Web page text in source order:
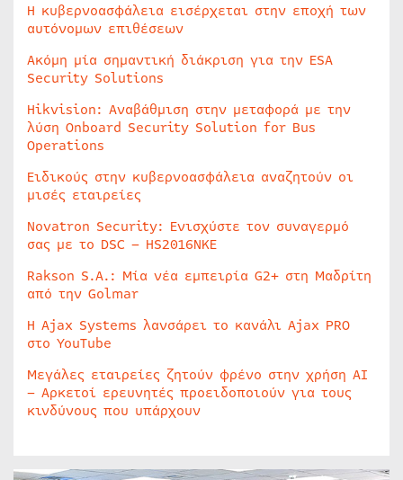
Η κυβερνοασφάλεια εισέρχεται στην εποχή των
αυτόνομων επιθέσεων
Ακόμη μία σημαντική διάκριση για την ESA
Security Solutions
Hikvision: Αναβάθμιση στην μεταφορά με την
λύση Onboard Security Solution for Bus
Operations
Ειδικούς στην κυβερνοασφάλεια αναζητούν οι
μισές εταιρείες
Novatron Security: Ενισχύστε τον συναγερμό
σας με το DSC – HS2016NKE
Rakson S.A.: Μία νέα εμπειρία G2+ στη Μαδρίτη
από την Golmar
Η Ajax Systems λανσάρει το κανάλι Ajax PRO
στο YouTube
Μεγάλες εταιρείες ζητούν φρένο στην χρήση AI
– Αρκετοί ερευνητές προειδοποιούν για τους
κινδύνους που υπάρχουν